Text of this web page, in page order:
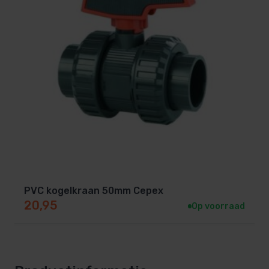
PVC kogelkraan 50mm Cepex
20,95 Op voorraad